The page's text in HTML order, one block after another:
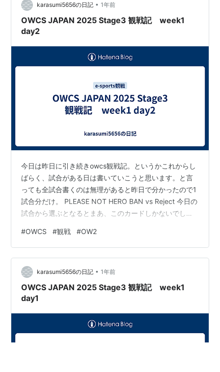
うことで今回の観戦記はLazuliの取った戦略について僕の
考えを述べてい…
karasumi5656の日記 • 1年前
OWCS JAPAN 2025 Stage3 観戦記 week1
day2
今日は昨日に引き続きowcs観戦記。というかこれからし
ばらく、試合がある日は書いていこうと思います。と言
っても全試合書くのは無理があると昨日で分かったので1
試合分だけ。 PLEASE NOT HERO BAN vs Reject 今日の
試合から選ぶとなるとまあ、このカードしかないでしょ
rrmyさんと朔メさんが抜けUnderseaさんとGaisenさんが
入ったグループB1位抜け候補筆頭のRC。前評判的にはグ
ループB優勝決定戦とも黙される試合ですが、果たして。
Lijiang Tower 当たり前のようにRCがボールBAN。対し
てPNHBがルシ…
#OWCS #観戦 #OW2
karasumi5656の日記 • 1年前
OWCS JAPAN 2025 Stage3 観戦記 week1
day1